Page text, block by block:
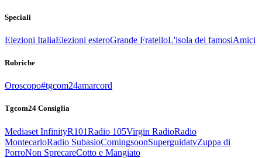
Speciali
Elezioni ItaliaElezioni esteroGrande FratelloL'isola dei famosiAmici
Rubriche
Oroscopo#tgcom24amarcord
Tgcom24 Consiglia
Mediaset InfinityR101Radio 105Virgin RadioRadio
MontecarloRadio SubasioComingsoonSuperguidatvZuppa di
PorroNon SprecareCotto e Mangiato